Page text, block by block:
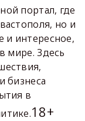
портал, где
но и
и интересное,
мире. Здесь
бизнеса
в
18+